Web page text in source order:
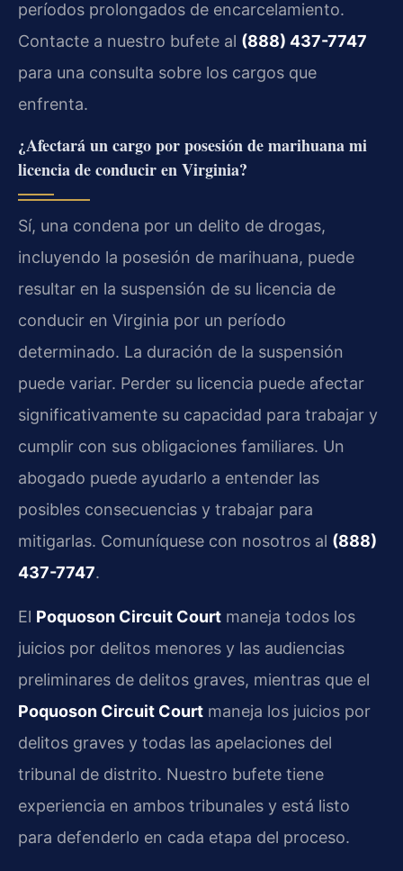
períodos prolongados de encarcelamiento.
Contacte a nuestro bufete al (888) 437-7747
para una consulta sobre los cargos que
enfrenta.
¿Afectará un cargo por posesión de marihuana mi
licencia de conducir en Virginia?
Sí, una condena por un delito de drogas,
incluyendo la posesión de marihuana, puede
resultar en la suspensión de su licencia de
conducir en Virginia por un período
determinado. La duración de la suspensión
puede variar. Perder su licencia puede afectar
significativamente su capacidad para trabajar y
cumplir con sus obligaciones familiares. Un
abogado puede ayudarlo a entender las
posibles consecuencias y trabajar para
mitigarlas. Comuníquese con nosotros al (888)
437-7747.
El Poquoson Circuit Court maneja todos los
juicios por delitos menores y las audiencias
preliminares de delitos graves, mientras que el
Poquoson Circuit Court maneja los juicios por
delitos graves y todas las apelaciones del
tribunal de distrito. Nuestro bufete tiene
experiencia en ambos tribunales y está listo
para defenderlo en cada etapa del proceso.